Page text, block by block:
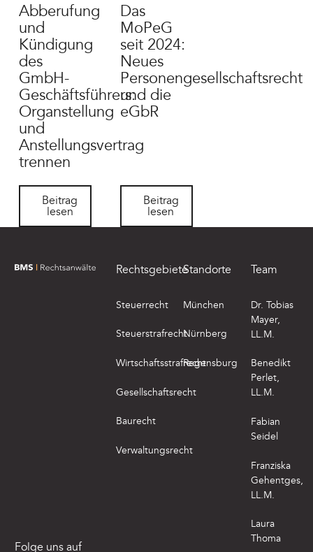
Abberufung
und
Kündigung
des
GmbH-
Geschäftsführers:
Organstellung
und
Anstellungsvertrag
trennen
Beitrag lesen
Beitrag
lesen
Das
MoPeG
seit 2024:
Neues
Personengesellschaftsrecht
und die
eGbR
Beitrag lesen
Beitrag
lesen
zur Startseite von BMS Rechtsanwälte
Folge uns auf
Rechtsgebiete
Steuerrecht
Steuerstrafrecht
Wirtschaftsstrafrecht
Gesellschaftsrecht
Baurecht
Verwaltungsrecht
Standorte
München
Nürnberg
Regensburg
Team
Dr. Tobias
Mayer,
LL.M.
Benedikt
Perlet,
LL.M.
Fabian
Seidel
Franziska
Gehentges,
LL.M.
Laura
Thoma